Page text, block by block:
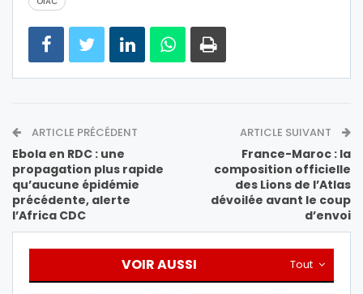
ARTICLE PRÉCÉDENT
Ebola en RDC : une
propagation plus rapide
qu’aucune épidémie
précédente, alerte
l’Africa CDC
ARTICLE SUIVANT
France-Maroc : la
composition officielle
des Lions de l’Atlas
dévoilée avant le coup
d’envoi
Tout
VOIR AUSSI